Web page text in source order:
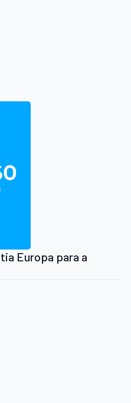
Europa para a